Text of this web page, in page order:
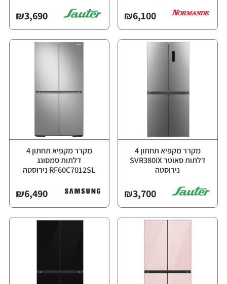
₪6,100
₪3,690
מקרר מקפיא תחתון 4
דלתות סאוטר SVR380IX
נירוסטה
₪3,700
מקרר מקפיא תחתון 4
דלתות סמסונג
RF60C7012SL נירוסטה
₪6,490